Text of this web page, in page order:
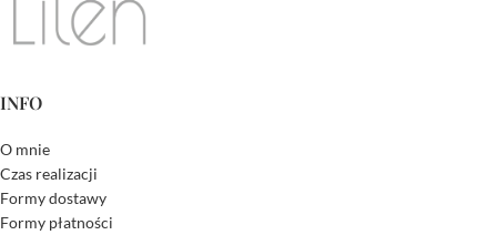
INFO
O mnie
Czas realizacji
Formy dostawy
Formy płatności